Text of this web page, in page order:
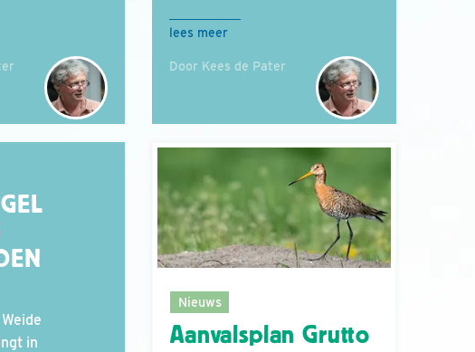
lees meer
Door Kees de Pater
in
Nieuws
Aanvalsplan Grutto